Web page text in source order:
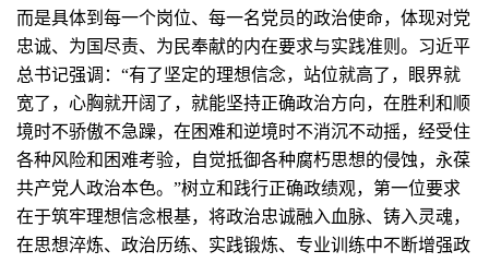
而是具体到每一个岗位、每一名党员的政治使命，体现对党
忠诚、为国尽责、为民奉献的内在要求与实践准则。习近平
总书记强调：“有了坚定的理想信念，站位就高了，眼界就
宽了，心胸就开阔了，就能坚持正确政治方向，在胜利和顺
境时不骄傲不急躁，在困难和逆境时不消沉不动摇，经受住
各种风险和困难考验，自觉抵御各种腐朽思想的侵蚀，永葆
共产党人政治本色。”树立和践行正确政绩观，第一位要求
在于筑牢理想信念根基，将政治忠诚融入血脉、铸入灵魂，
在思想淬炼、政治历练、实践锻炼、专业训练中不断增强政